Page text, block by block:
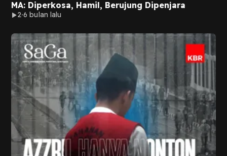
MA: Diperkosa, Hamil, Berujung Dipenjara
2 6 bulan lalu